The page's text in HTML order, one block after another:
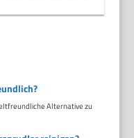
Alternative zu